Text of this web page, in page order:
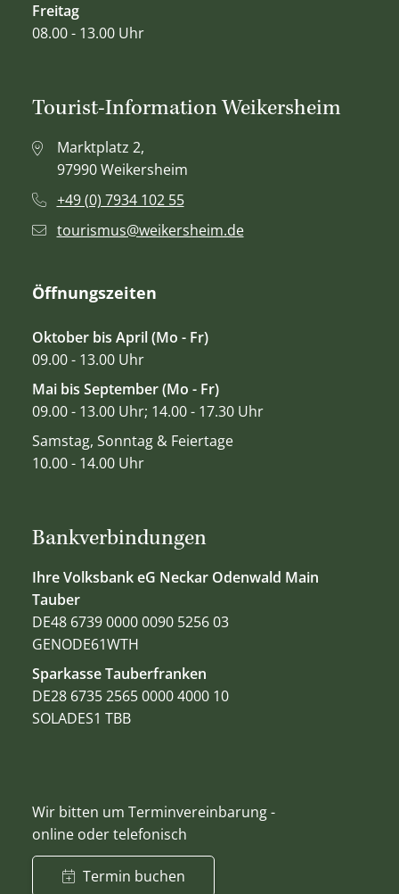
Freitag
08.00 - 13.00 Uhr
Bankverbindungen
Ihre Volksbank eG Neckar Odenwald Main
Tauber
DE48 6739 0000 0090 5256 03
GENODE61WTH
Sparkasse Tauberfranken
DE28 6735 2565 0000 4000 10
SOLADES1 TBB
Wir bitten um Terminvereinbarung -
online oder telefonisch
Termin buchen
Tourist-Information Weikersheim
Marktplatz 2,
97990 Weikersheim
+49 (0) 7934 102 55
tourismus@weikersheim.de
Öffnungszeiten
Oktober bis April (Mo - Fr)
09.00 - 13.00 Uhr
Mai bis September (Mo - Fr)
09.00 - 13.00 Uhr; 14.00 - 17.30 Uhr
Samstag, Sonntag & Feiertage
10.00 - 14.00 Uhr